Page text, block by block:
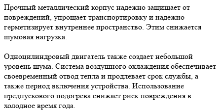
Прочный металлический корпус надежно защищает от
повреждений, упрощает транспортировку и надежно
герметизирует внутреннее пространство. Этим снижается
шумовая нагрузка.
Одноцилиндровый двигатель также создает небольшой
уровень шума. Система воздушного охлаждения обеспечивает
своевременный отвод тепла и продлевает срок службы, а
также период включения устройства. Использование
предпускового подогрева снижает риск повреждения в
холодное время года.